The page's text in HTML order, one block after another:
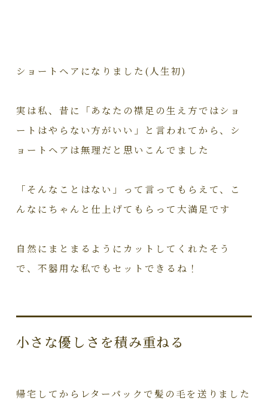
ショートヘアになりました(人生初)
実は私、昔に「あなたの襟足の生え方ではショ
ートはやらない方がいい」と言われてから、シ
ョートヘアは無理だと思いこんでました
「そんなことはない」って言ってもらえて、こ
んなにちゃんと仕上げてもらって大満足です
自然にまとまるようにカットしてくれたそう
で、不器用な私でもセットできるね！
小さな優しさを積み重ねる
帰宅してからレターパックで髪の毛を送りました